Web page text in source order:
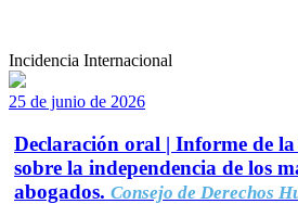
Incidencia Internacional
25 de junio de 2026
Declaración oral | Informe de
sobre la independencia de los
abogados. Consejo de Derechos